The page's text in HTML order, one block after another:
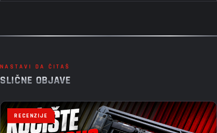
NASTAVI DA ČITAŠ
SLIČNE OBJAVE
RECENZIJE